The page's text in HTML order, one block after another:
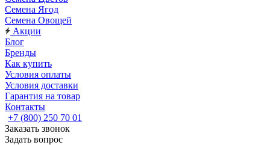
Семена Ягод
Семена Овощей
Акции
Блог
Бренды
Как купить
Условия оплаты
Условия доставки
Гарантия на товар
Контакты
+7 (800) 250 70 01
Заказать звонок
Задать вопрос